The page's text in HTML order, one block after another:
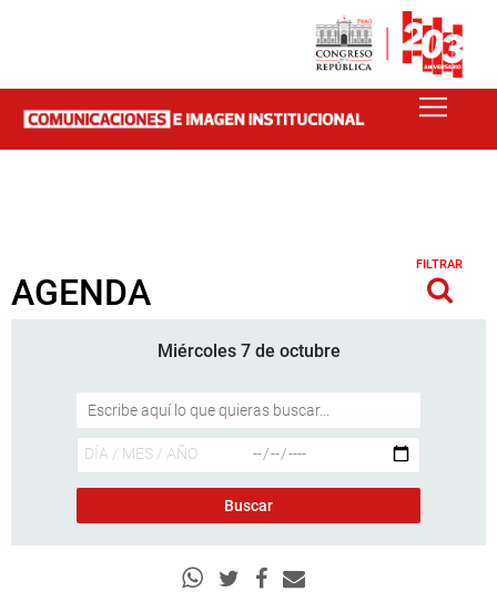
AGENDA
FILTRAR
Miércoles 7 de octubre